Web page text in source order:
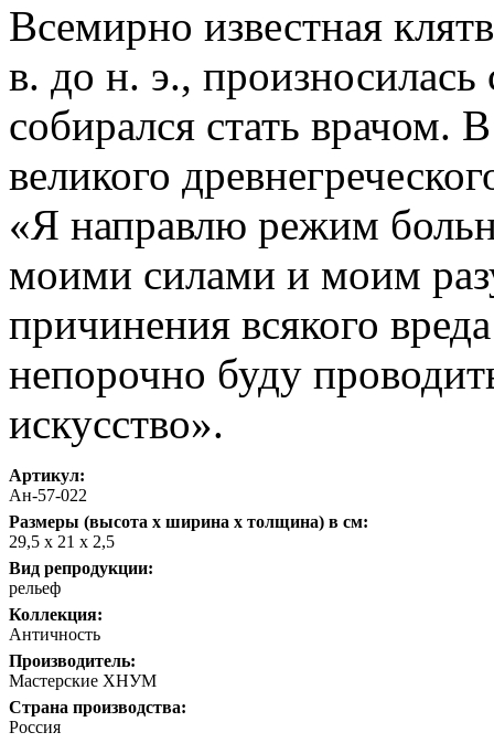
Всемирно известная
в. до н. э.,
собирался стать врачом.
великого
«Я направлю режим
моими силами и моим
причинения всякого
непорочно буду
искусство».
Артикул:
Ан-57-022
Размеры (высота х ширина х толщина) в см:
29,5 х 21 х 2,5
Вид репродукции:
рельеф
Коллекция:
Античность
Производитель:
Мастерские ХНУМ
Страна производства:
Россия